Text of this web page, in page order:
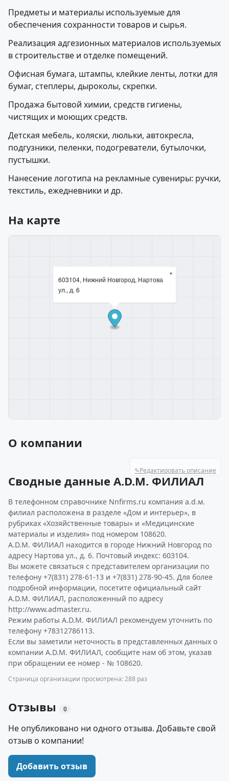
Предметы и материалы используемые для
обеспечения сохранности товаров и сырья.
Реализация адгезионных материалов используемых
в строительстве и отделке помещений.
Офисная бумага, штампы, клейкие ленты, лотки для
бумаг, степлеры, дыроколы, скрепки.
Продажа бытовой химии, средств гигиены,
чистящих и моющих средств.
Детская мебель, коляски, люльки, автокресла,
подгузники, пеленки, подогреватели, бутылочки,
пустышки.
Нанесение логотипа на рекламные сувениры: ручки,
текстиль, ежедневники и др.
На карте
603104, Нижний Новгород, Нартова
ул., д. 6
×
О компании
✎Редактировать описание
Сводные данные A.D.М. ФИЛИАЛ
В телефонном справочнике Nnfirms.ru компания a.d.м.
филиал расположена в разделе «Дом и интерьер», в
рубриках «Хозяйственные товары» и «Медицинские
материалы и изделия» под номером 108620.
A.D.М. ФИЛИАЛ находится в городе Нижний Новгород по
адресу Нартова ул., д. 6. Почтовый индекс: 603104.
Вы можете связаться с представителем организации по
телефону +7(831) 278-61-13 и +7(831) 278-90-45. Для более
подробной информации, посетите официальный сайт
A.D.М. ФИЛИАЛ, расположенный по адресу
http://www.admaster.ru.
Режим работы A.D.М. ФИЛИАЛ рекомендуем уточнить по
телефону +78312786113.
Если вы заметили неточность в представленных данных о
компании A.D.М. ФИЛИАЛ, сообщите нам об этом, указав
при обращении ее номер - № 108620.
Страница организации просмотрена: 288 раз
Отзывы 0
Не опубликовано ни одного отзыва. Добавьте свой
отзыв о компании!
Добавить отзыв